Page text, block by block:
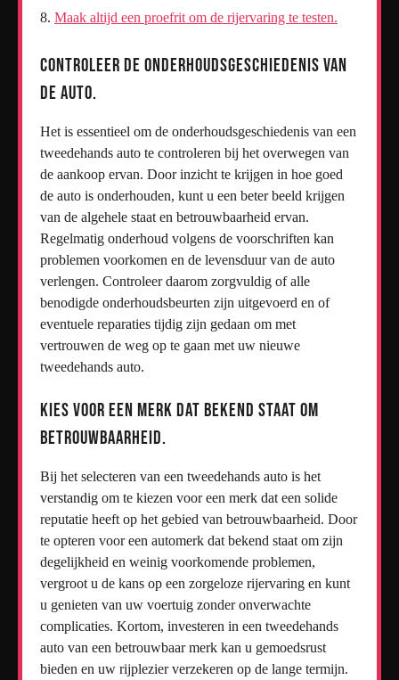
Maak altijd een proefrit om de rijervaring te testen.
Controleer de onderhoudsgeschiedenis van
de auto.
Het is essentieel om de onderhoudsgeschiedenis van een
tweedehands auto te controleren bij het overwegen van
de aankoop ervan. Door inzicht te krijgen in hoe goed
de auto is onderhouden, kunt u een beter beeld krijgen
van de algehele staat en betrouwbaarheid ervan.
Regelmatig onderhoud volgens de voorschriften kan
problemen voorkomen en de levensduur van de auto
verlengen. Controleer daarom zorgvuldig of alle
benodigde onderhoudsbeurten zijn uitgevoerd en of
eventuele reparaties tijdig zijn gedaan om met
vertrouwen de weg op te gaan met uw nieuwe
tweedehands auto.
Kies voor een merk dat bekend staat om
betrouwbaarheid.
Bij het selecteren van een tweedehands auto is het
verstandig om te kiezen voor een merk dat een solide
reputatie heeft op het gebied van betrouwbaarheid. Door
te opteren voor een automerk dat bekend staat om zijn
degelijkheid en weinig voorkomende problemen,
vergroot u de kans op een zorgeloze rijervaring en kunt
u genieten van uw voertuig zonder onverwachte
complicaties. Kortom, investeren in een tweedehands
auto van een betrouwbaar merk kan u gemoedsrust
bieden en uw rijplezier verzekeren op de lange termijn.